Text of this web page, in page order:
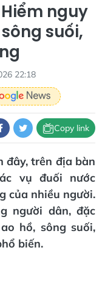
nguy
suối,
22:18
Copy link
đây, trên địa bàn
vụ đuối nước
của nhiều người.
người dân, đặc
hồ, sông suối,
biến.